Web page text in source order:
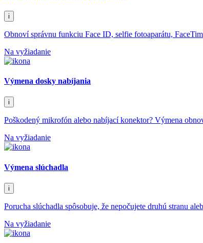
i
Obnoví správnu funkciu Face ID, selfie fotoaparátu,
Na vyžiadanie
Výmena dosky nabíjania
i
Poškodený mikrofón alebo nabíjací konektor? Výmena
Na vyžiadanie
Výmena slúchadla
i
Porucha slúchadla spôsobuje, že nepočujete druhú stranu
Na vyžiadanie